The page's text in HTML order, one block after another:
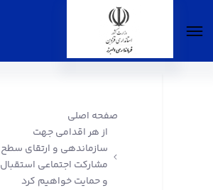
- فرمانداری البرزصفحه اصلی
از هر اقدامی جهت
سازماندهی و ارتقای سطح
مشارکت اجتماعی استقبال
و حمایت خواهیم کرد